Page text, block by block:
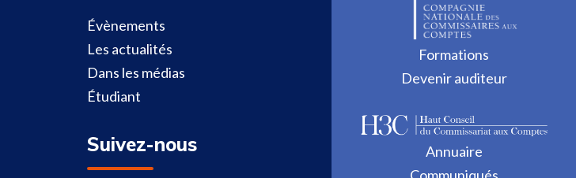
Évènements
Les actualités
Dans les médias
Étudiant
Suivez-nous
Formations
Devenir auditeur
Annuaire